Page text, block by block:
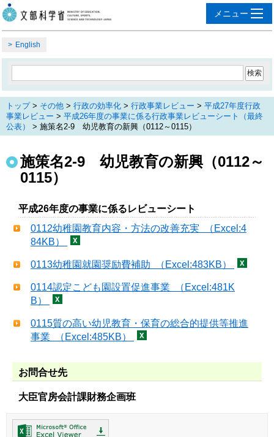
English
トップ> その他 > 行政の効率化 > 行政事業レビュー > 平成27年度行政
事業レビュー > 平成26年度の事業に係る行政事業レビューシート（最終
公表）
> 施策名2-9 幼児教育の新興（0112～0115）
施策名2-9 幼児教育の新興（0112～
0115）
平成26年度の事業に係るレビューシート
0112幼稚園教育内容・方法の改善充実 （Excel:4
84KB）
0113幼稚園就園奨励費補助 （Excel:483KB）
0114認定こども園設置促進事業 （Excel:481K
B）
0115質の高い幼児教育・保育の総合的提供等推進
事業 （Excel:485KB）
お問合せ先
大臣官房会計課財務企画班